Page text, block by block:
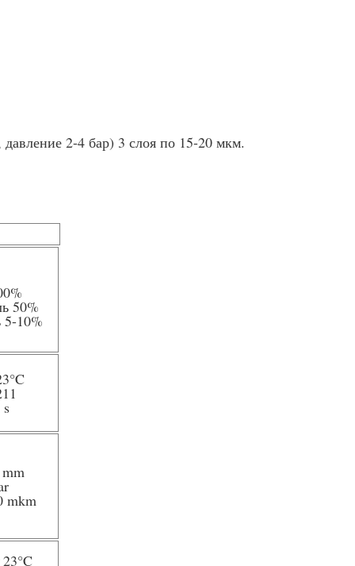
2-4 бар) 3 слоя по 15-20 мкм.
50%
5-10%
°C
s
mkm
°C